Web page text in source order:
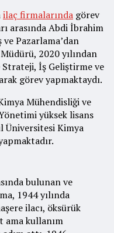
ilaç firmalarında görev
arasında Abdi İbrahim
ve Pazarlama’dan
2020 yılından
Strateji, İş Geliştirme ve
görev yapmaktaydı.
Mühendisliği ve
yüksek lisans
Üniversitesi Kimya
bulunan ve
1944 yılında
ilacı, öksürük
ama kullanım